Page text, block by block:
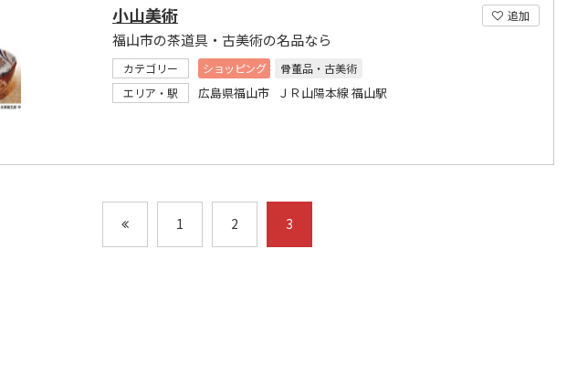
追加
小山美術
福山市の茶道具・古美術の名品なら
カテゴリー ショッピング
骨董品・古美術
エリア・駅
広島県福山市 ＪＲ山陽本線 福山駅
1 2 3